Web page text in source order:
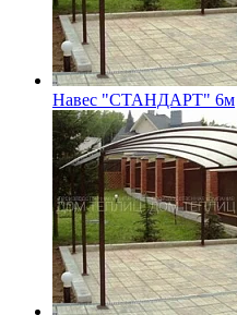
Навес "СТАНДАРТ" 6м